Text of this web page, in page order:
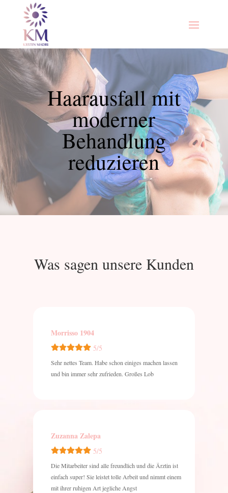
Haarausfall mit
moderner
Behandlung
reduzieren
Was sagen unsere Kunden
Morrisso 1904
5/5
Sehr nettes Team. Habe schon einiges machen lassen
und bin immer sehr zufrieden. Großes Lob
Zuzanna Zalepa
5/5
Die Mitarbeiter sind alle freundlich und die Ärztin ist
einfach super! Sie leistet tolle Arbeit und nimmt einem
mit ihrer ruhigen Art jegliche Angst